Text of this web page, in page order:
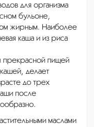
для организма
бульоне,
жирным. Наиболее
каша и из риса
прекрасной пищей
делает
до трех
после
маслами